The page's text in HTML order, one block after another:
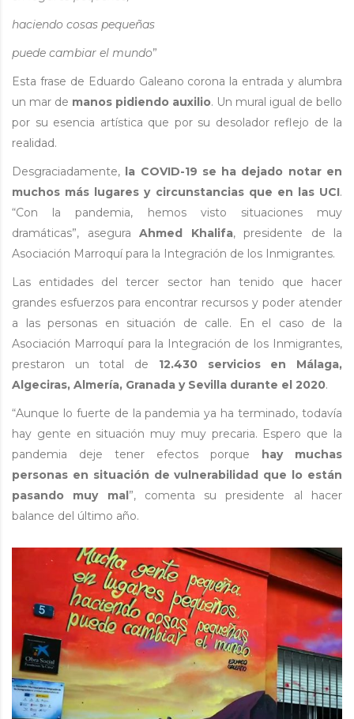
haciendo cosas pequeñas
puede cambiar el mundo”
Esta frase de Eduardo Galeano corona la entrada y alumbra
un mar de manos pidiendo auxilio. Un mural igual de bello
por su esencia artística que por su desolador reflejo de la
realidad.
Desgraciadamente, la COVID-19 se ha dejado notar en
muchos más lugares y circunstancias que en las UCI.
“Con la pandemia, hemos visto situaciones muy
dramáticas”, asegura Ahmed Khalifa, presidente de la
Asociación Marroquí para la Integración de los Inmigrantes.
Las entidades del tercer sector han tenido que hacer
grandes esfuerzos para encontrar recursos y poder atender
a las personas en situación de calle. En el caso de la
Asociación Marroquí para la Integración de los Inmigrantes,
prestaron un total de 12.430 servicios en Málaga,
Algeciras, Almería, Granada y Sevilla durante el 2020.
“Aunque lo fuerte de la pandemia ya ha terminado, todavía
hay gente en situación muy muy precaria. Espero que la
pandemia deje tener efectos porque hay muchas
personas en situación de vulnerabilidad que lo están
pasando muy mal”, comenta su presidente al hacer
balance del último año.